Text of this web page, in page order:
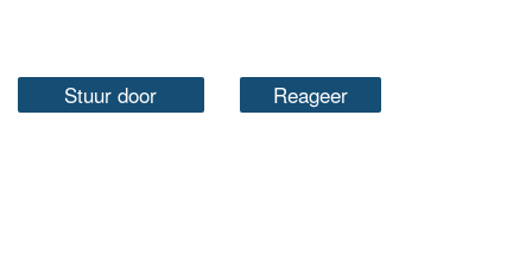
Stuur door Reageer